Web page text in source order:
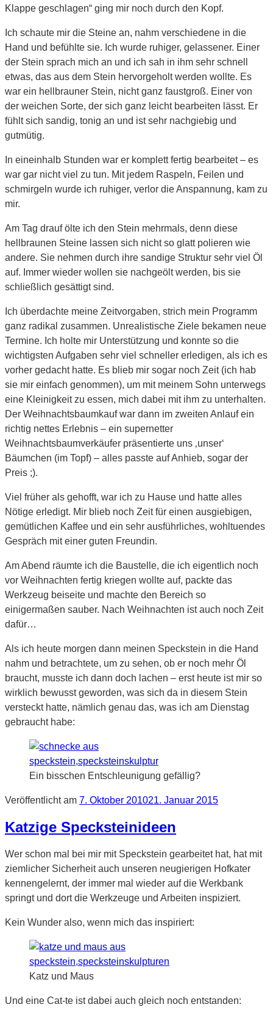
Klappe geschlagen“ ging mir noch durch den Kopf.
Ich schaute mir die Steine an, nahm verschiedene in die
Hand und befühlte sie. Ich wurde ruhiger, gelassener. Einer
der Stein sprach mich an und ich sah in ihm sehr schnell
etwas, das aus dem Stein hervorgeholt werden wollte. Es
war ein hellbrauner Stein, nicht ganz faustgroß. Einer von
der weichen Sorte, der sich ganz leicht bearbeiten lässt. Er
fühlt sich sandig, tonig an und ist sehr nachgiebig und
gutmütig.
In eineinhalb Stunden war er komplett fertig bearbeitet – es
war gar nicht viel zu tun. Mit jedem Raspeln, Feilen und
schmirgeln wurde ich ruhiger, verlor die Anspannung, kam zu
mir.
Am Tag drauf ölte ich den Stein mehrmals, denn diese
hellbraunen Steine lassen sich nicht so glatt polieren wie
andere. Sie nehmen durch ihre sandige Struktur sehr viel Öl
auf. Immer wieder wollen sie nachgeölt werden, bis sie
schließlich gesättigt sind.
Ich überdachte meine Zeitvorgaben, strich mein Programm
ganz radikal zusammen. Unrealistische Ziele bekamen neue
Termine. Ich holte mir Unterstützung und konnte so die
wichtigsten Aufgaben sehr viel schneller erledigen, als ich es
vorher gedacht hatte. Es blieb mir sogar noch Zeit (ich hab
sie mir einfach genommen), um mit meinem Sohn unterwegs
eine Kleinigkeit zu essen, mich dabei mit ihm zu unterhalten.
Der Weihnachtsbaumkauf war dann im zweiten Anlauf ein
richtig nettes Erlebnis – ein supernetter
Weihnachtsbaumverkäufer präsentierte uns ‚unser‘
Bäumchen (im Topf) – alles passte auf Anhieb, sogar der
Preis ;).
Viel früher als gehofft, war ich zu Hause und hatte alles
Nötige erledigt. Mir blieb noch Zeit für einen ausgiebigen,
gemütlichen Kaffee und ein sehr ausführliches, wohltuendes
Gespräch mit einer guten Freundin.
Am Abend räumte ich die Baustelle, die ich eigentlich noch
vor Weihnachten fertig kriegen wollte auf, packte das
Werkzeug beiseite und machte den Bereich so
einigermaßen sauber. Nach Weihnachten ist auch noch Zeit
dafür…
Als ich heute morgen dann meinen Speckstein in die Hand
nahm und betrachtete, um zu sehen, ob er noch mehr Öl
braucht, musste ich dann doch lachen – erst heute ist mir so
wirklich bewusst geworden, was sich da in diesem Stein
versteckt hatte, nämlich genau das, was ich am Dienstag
gebraucht habe:
Ein bisschen Entschleunigung gefällig?
Veröffentlicht am 7. Oktober 201021. Januar 2015
Katzige Specksteinideen
Wer schon mal bei mir mit Speckstein gearbeitet hat, hat mit
ziemlicher Sicherheit auch unseren neugierigen Hofkater
kennengelernt, der immer mal wieder auf die Werkbank
springt und dort die Werkzeuge und Arbeiten inspiziert.
Kein Wunder also, wenn mich das inspiriert:
Katz und Maus
Und eine Cat-te ist dabei auch gleich noch entstanden: